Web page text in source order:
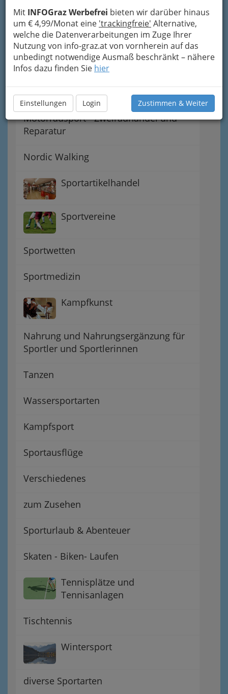
Mit INFOGraz Werbefrei bieten wir darüber hinaus
um € 4,99/Monat eine 'trackingfreie' Alternative,
welche die Datenverarbeitungen im Zuge Ihrer
Nutzung von info-graz.at von vornherein auf das
unbedingt notwendige Ausmaß beschränkt – nähere
Infos dazu finden Sie hier
Einstellungen Login Zustimmen & Weiter
Citybiking
Dampfbad & Sauna im
Branchenverzeichnis
Golf
Motorradsport - Zweiradhandel und
Reparatur
Nordic Walking
Sportartikelhandel
Sportvereine
Sportwetten
Sportmedizin
Kampfkunst
Nahrung und Nahrungsergänzung für
Sportler und Sportlerinnen
Tanzen
Wassersportarten
Kampfsport
Sportausflüge
Verschiedenes
zum Zusehen
Sporturlaub & Abenteuer
Skaten - Biken- Laufen
Tennisplätze und
Tennisanlagen
Tischtennis
Wintersport
diverse Sportarten